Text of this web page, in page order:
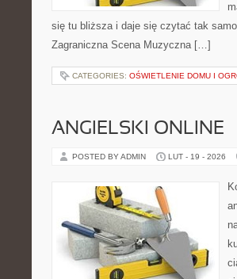
się tu bliższa i daje się czytać tak
Zagraniczna Scena Muzyczna […]
CATEGORIES: OŚWIETLENIE DOMU I
ANGIELSKI ONLINE
POSTED BY ADMIN LUT - 19 - 2026